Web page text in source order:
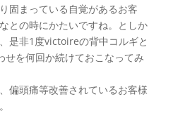
固まっている自覚があるお客
との時にかたいですね。としか
是非1度victoireの背中コルギと
せを何回か続けておこなってみ
偏頭痛等改善されているお客様